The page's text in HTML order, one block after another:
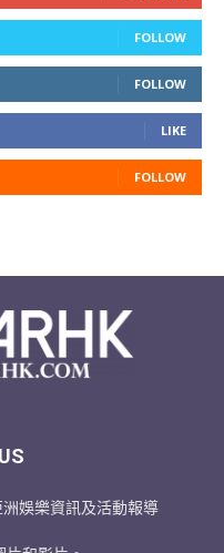
FOLLOW
FOLLOW
LIKE
FOLLOW
娛樂資訊及活動報導